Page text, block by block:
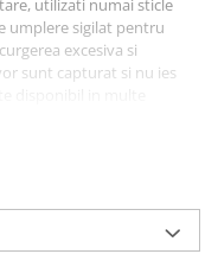
utilizati numai sticle
umplere sigilat pentru
excesiva si
sunt capturat si nu ies
de ex. la dealerii Opel si
5 l pentru a va asigura
in care alimentarea